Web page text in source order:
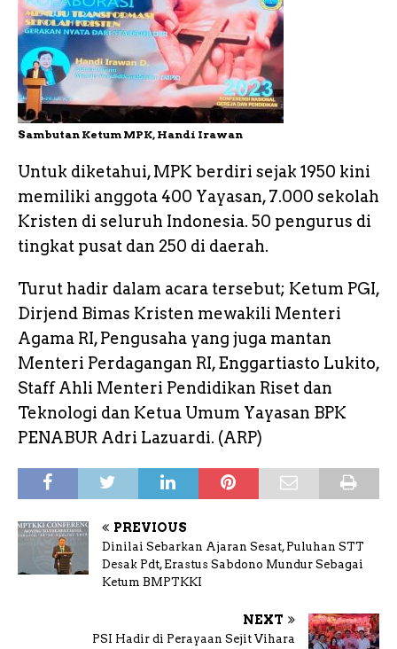
Sambutan Ketum MPK, Handi Irawan
Untuk diketahui, MPK berdiri sejak 1950 kini
memiliki anggota 400 Yayasan, 7.000 sekolah
Kristen di seluruh Indonesia. 50 pengurus di
tingkat pusat dan 250 di daerah.
Turut hadir dalam acara tersebut; Ketum PGI,
Dirjend Bimas Kristen mewakili Menteri
Agama RI, Pengusaha yang juga mantan
Menteri Perdagangan RI, Enggartiasto Lukito,
Staff Ahli Menteri Pendidikan Riset dan
Teknologi dan Ketua Umum Yayasan BPK
PENABUR Adri Lazuardi. (ARP)
PREVIOUS
Dinilai Sebarkan Ajaran Sesat, Puluhan STT
Desak Pdt, Erastus Sabdono Mundur Sebagai
Ketum BMPTKKI
NEXT
PSI Hadir di Perayaan Sejit Vihara